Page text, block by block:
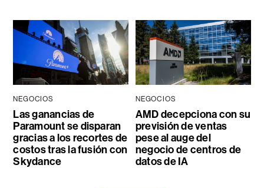
NEGOCIOS
Las ganancias de
Paramount se disparan
gracias a los recortes de
costos tras la fusión con
Skydance
NEGOCIOS
AMD decepciona con su
previsión de ventas
pese al auge del
negocio de centros de
datos de IA